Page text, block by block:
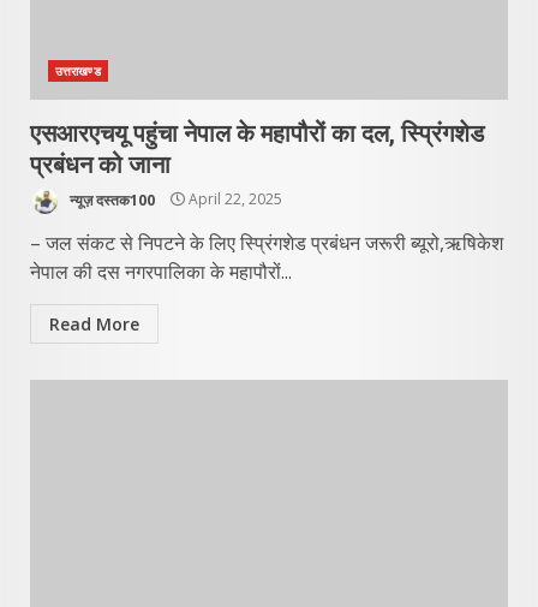
उत्तराखण्ड
एसआरएचयू पहुंचा नेपाल के महापौरों का दल, स्प्रिंगशेड
प्रबंधन को जाना
न्यूज़ दस्तक100 April 22, 2025
– जल संकट से निपटने के लिए स्प्रिंगशेड प्रबंधन जरूरी ब्यूरो,ऋषिकेश
नेपाल की दस नगरपालिका के महापौरों...
Read More